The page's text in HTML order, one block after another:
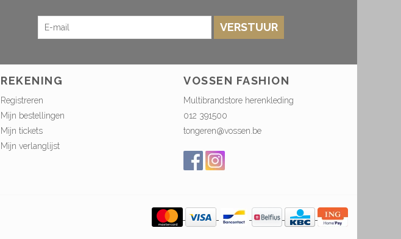
VERSTUUR
REKENING
Registreren
Mijn bestellingen
Mijn tickets
Mijn verlanglijst
VOSSEN FASHION
Multibrandstore herenkleding
012 391500
tongeren@vossen.be